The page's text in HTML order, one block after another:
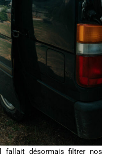
fallait désormais filtrer nos